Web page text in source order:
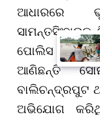
ଆଧାରରେ
ପୋଲିସ ।
ଆଣିଛନ୍ତି
ବାଲିଚନ୍ଦ୍ରପୁଟ
ଅଭିଯୋଗ